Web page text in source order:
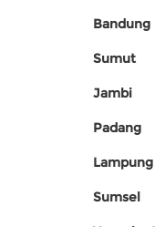
Bandung
Sumut
Jambi
Padang
Lampung
Sumsel